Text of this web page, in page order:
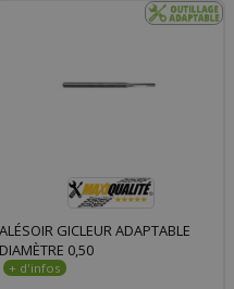
ALÉSOIR GICLEUR ADAPTABLE
DIAMÈTRE 0,50